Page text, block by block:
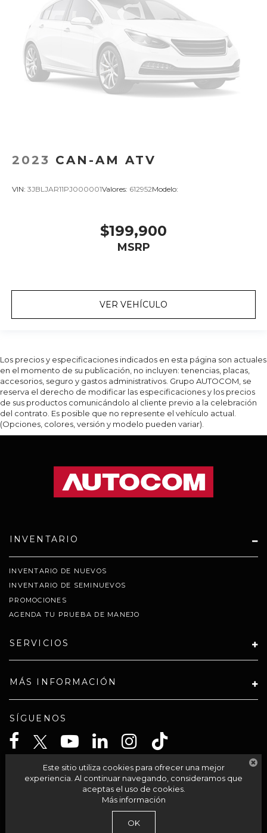
2023 CAN-AM ATV
VIN: 3JBLJAR11PJ000001Valores: 612952Modelo:
$199,900
MSRP
VER VEHÍCULO
Los precios y especificaciones indicados en esta página son actuales
en el momento de su publicación, no incluyen: tenencias, placas,
accesorios, seguro y gastos administrativos. Grupo AUTOCOM, se
reserva el derecho de modificar las especificaciones y los precios
de sus productos comunicándolo al cliente previo a la celebración
del contrato. Es posible que no represente el vehículo actual.
(Opciones, colores, versión y modelo pueden variar).
INVENTARIO
INVENTARIO DE NUEVOS
INVENTARIO DE SEMINUEVOS
PROMOCIONES
AGENDA TU PRUEBA DE MANEJO
SERVICIOS
MÁS INFORMACIÓN
SÍGUENOS
CELTA SOLUCIONES SA PI DE CV
Av Acueducto 95-int 201,Morelia,
Contáctanos |Aviso de Privacidad
Este sitio utiliza cookies para ofrecer una mejor
experiencia. Al continuar navegando, consideramos que
aceptas el uso de cookies.
Más información
OK